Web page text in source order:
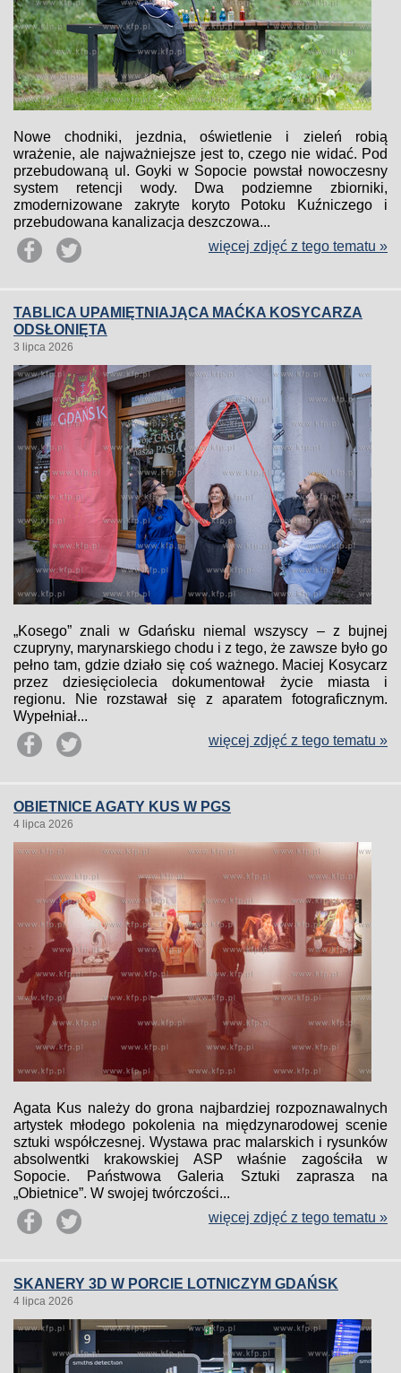
Nowe chodniki, jezdnia, oświetlenie i zieleń robią
wrażenie, ale najważniejsze jest to, czego nie widać. Pod
przebudowaną ul. Goyki w Sopocie powstał nowoczesny
system retencji wody. Dwa podziemne zbiorniki,
zmodernizowane zakryte koryto Potoku Kuźniczego i
przebudowana kanalizacja deszczowa...
więcej zdjęć z tego tematu »
TABLICA UPAMIĘTNIAJĄCA MAĆKA KOSYCARZA
ODSŁONIĘTA
3 lipca 2026
„Kosego” znali w Gdańsku niemal wszyscy – z bujnej
czupryny, marynarskiego chodu i z tego, że zawsze było go
pełno tam, gdzie działo się coś ważnego. Maciej Kosycarz
przez dziesięciolecia dokumentował życie miasta i
regionu. Nie rozstawał się z aparatem fotograficznym.
Wypełniał...
więcej zdjęć z tego tematu »
OBIETNICE AGATY KUS W PGS
4 lipca 2026
Agata Kus należy do grona najbardziej rozpoznawalnych
artystek młodego pokolenia na międzynarodowej scenie
sztuki współczesnej. Wystawa prac malarskich i rysunków
absolwentki krakowskiej ASP właśnie zagościła w
Sopocie. Państwowa Galeria Sztuki zaprasza na
„Obietnice”. W swojej twórczości...
więcej zdjęć z tego tematu »
SKANERY 3D W PORCIE LOTNICZYM GDAŃSK
4 lipca 2026